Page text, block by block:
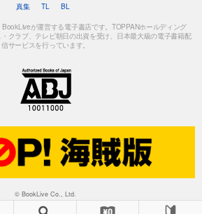
ン2023年9月号
表示する
2023年8月号
込)
真集
TL BL
が運営する電子書店です。TOPPANホールディング
クラブ、テレビ朝日の出資を受け、日本最大級の電子書籍配
信サービスを行っています。
© BookLive Co., Ltd.